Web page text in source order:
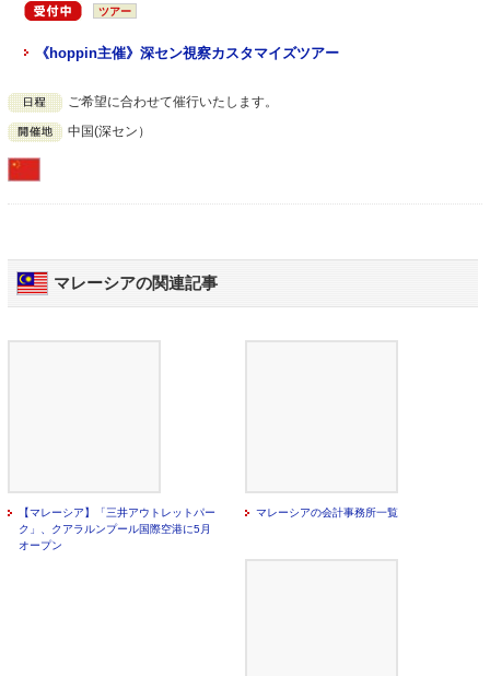
ツアー
《hoppin主催》深セン視察カスタマイズツアー
ご希望に合わせて催行いたします。
中国(深セン）
マレーシアの関連記事
【マレーシア】「三井アウトレットパー
ク」、クアラルンプール国際空港に5月
オープン
マレーシアの会計事務所一覧